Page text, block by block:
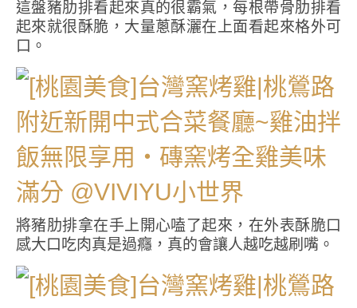
這盤豬肋排看起來真的很霸氣，每根帶骨肋排看
起來就很酥脆，大量蔥酥灑在上面看起來格外可
口。
將豬肋排拿在手上開心嗑了起來，在外表酥脆口
感大口吃肉真是過癮，真的會讓人越吃越刷嘴。